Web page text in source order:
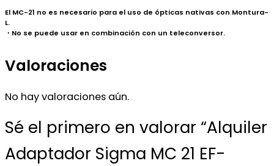
El MC-21 no es necesario para el uso de ópticas nativas con Montura-
L.
・No se puede usar en combinación con un teleconversor.
Valoraciones
No hay valoraciones aún.
Sé el primero en valorar “Alquiler
Adaptador Sigma MC 21 EF-